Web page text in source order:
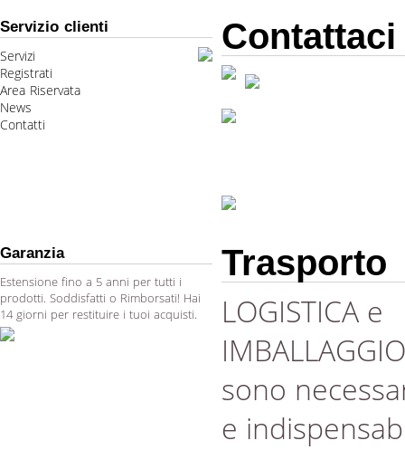
Servizio clienti
Servizi
Registrati
Area Riservata
News
Contatti
Contattaci
Garanzia
Estensione fino a 5 anni per tutti i
prodotti. Soddisfatti o Rimborsati! Hai
14 giorni per restituire i tuoi acquisti.
Trasporto
LOGISTICA e
IMBALLAGGIO
sono
e